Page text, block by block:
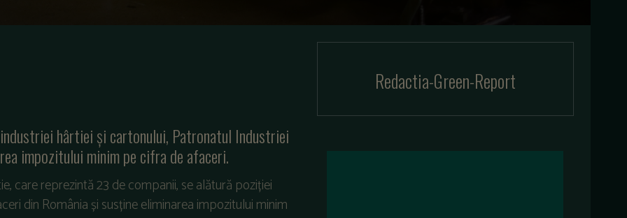
hârtiei și cartonului, Patronatul Industriei
impozitului minim pe cifra de afaceri.
care reprezintă 23 de companii, se alătură poziției
din România și susține eliminarea impozitului minim
Redactia-Green-Report